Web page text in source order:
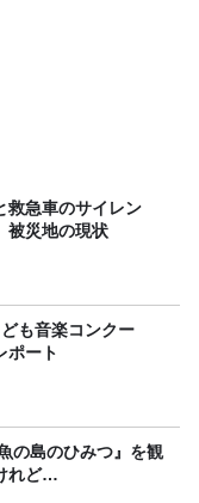
救急車のサイレン
被災地の現状
も音楽コンクー
ポート
の島のひみつ』を観
れど…